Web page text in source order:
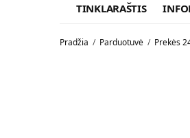
TINKLARAŠTIS
Pradžia / Parduotuvė / Prekės